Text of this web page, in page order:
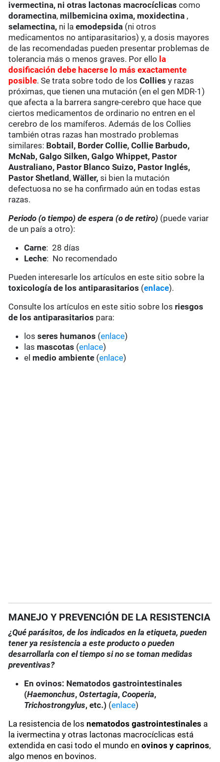
ivermectina, ni otras lactonas macrocíclicas como
doramectina, milbemicina oxima, moxidectina ,
selamectina, ni laemodepsida (ni otros
medicamentos no antiparasitarios) y, a dosis mayores
de las recomendadas pueden presentar problemas de
tolerancia más o menos graves. Por ello la
dosificación debe hacerse lo más exactamente
posible. Se trata sobre todo de losColliesy razas
próximas, que tienen una mutación (en el gen MDR-1)
que afecta a la barrera sangre-cerebro que hace que
ciertos medicamentos de ordinario no entren en el
cerebro de los mamíferos. Además de los Collies
también otras razas han mostrado problemas
similares: Bobtail, Border Collie, Collie Barbudo,
McNab, Galgo Silken, Galgo Whippet, Pastor
Australiano, Pastor Blanco Suizo, Pastor Inglés,
Pastor Shetland ,Wäller,si bien la mutación
defectuosa no se ha confirmado aún en todas estas
razas.
Periodo (o tiempo) de espera (o de retiro) (puede variar
de un país a otro):
Carne: 28 días
Leche: No recomendado
Pueden interesarle los artículos en este sitio sobre la
toxicología de los antiparasitarios (enlace).
Consulte los artículos en este sitio sobre los riesgos
de los antiparasitarios para:
losseres humanos (enlace)
las mascotas (enlace)
el medio ambiente (enlace)
MANEJO Y PREVENCIÓN DE LA RESISTENCIA
¿Qué parásitos, de los indicados en la etiqueta, pueden
tener ya resistencia a este producto o pueden
desarrollarla con el tiempo si no se toman medidas
preventivas?
En ovinos: Nematodos gastrointestinales
(Haemonchus,Ostertagia,Cooperia,
Trichostrongylus, etc.) (enlace)
La resistencia de losnematodos gastrointestinales a
la ivermectina y otras lactonas macrocíclicas está
extendida en casi todo el mundo enovinos y caprinos,
algo menos en bovinos.